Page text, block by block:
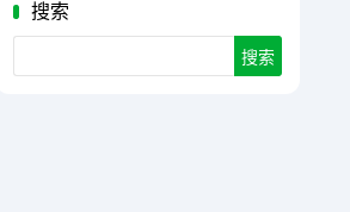
搜索